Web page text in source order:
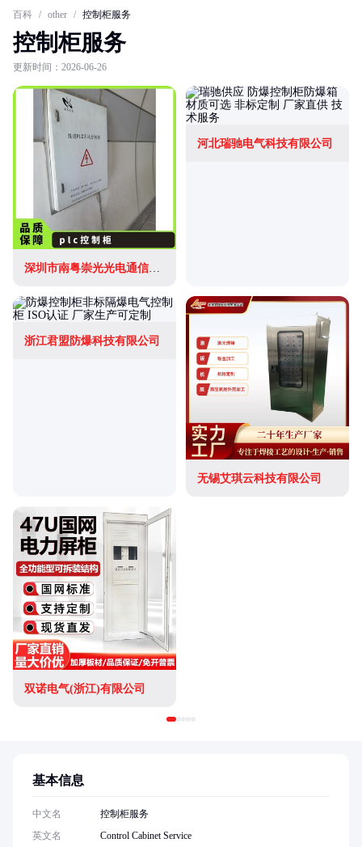
百科 / other / 控制柜服务
控制柜服务
更新时间：2026-06-26
深圳市南粤崇光光电通信有限公司
河北瑞驰电气科技有限公司
浙江君盟防爆科技有限公司
无锡艾琪云科技有限公司
双诺电气(浙江)有限公司
基本信息
中文名
控制柜服务
英文名
Control Cabinet Service